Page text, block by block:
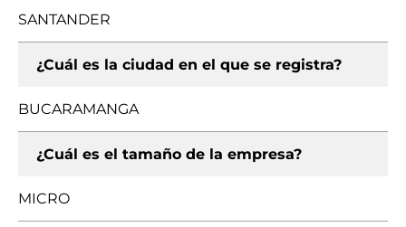
SANTANDER
¿Cuál es la ciudad en el que se registra?
BUCARAMANGA
¿Cuál es el tamaño de la empresa?
MICRO